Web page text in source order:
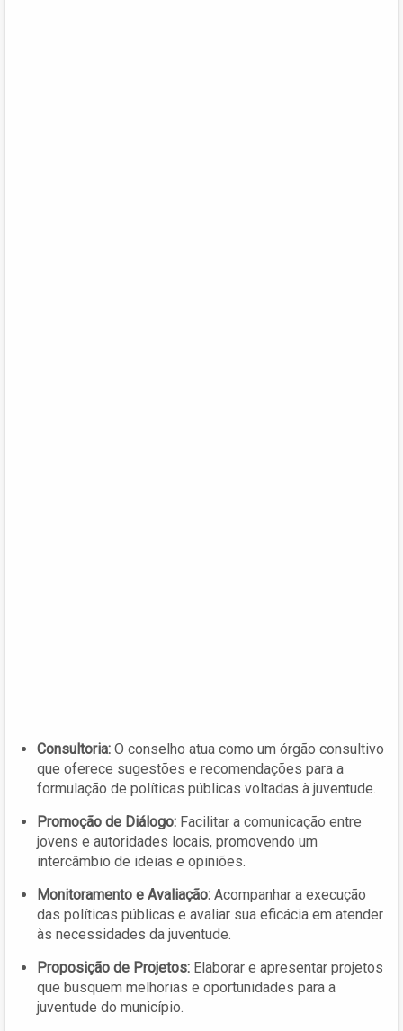
Consultoria: O conselho atua como um órgão consultivo
que oferece sugestões e recomendações para a
formulação de políticas públicas voltadas à juventude.
Promoção de Diálogo: Facilitar a comunicação entre
jovens e autoridades locais, promovendo um
intercâmbio de ideias e opiniões.
Monitoramento e Avaliação: Acompanhar a execução
das políticas públicas e avaliar sua eficácia em atender
às necessidades da juventude.
Proposição de Projetos: Elaborar e apresentar projetos
que busquem melhorias e oportunidades para a
juventude do município.